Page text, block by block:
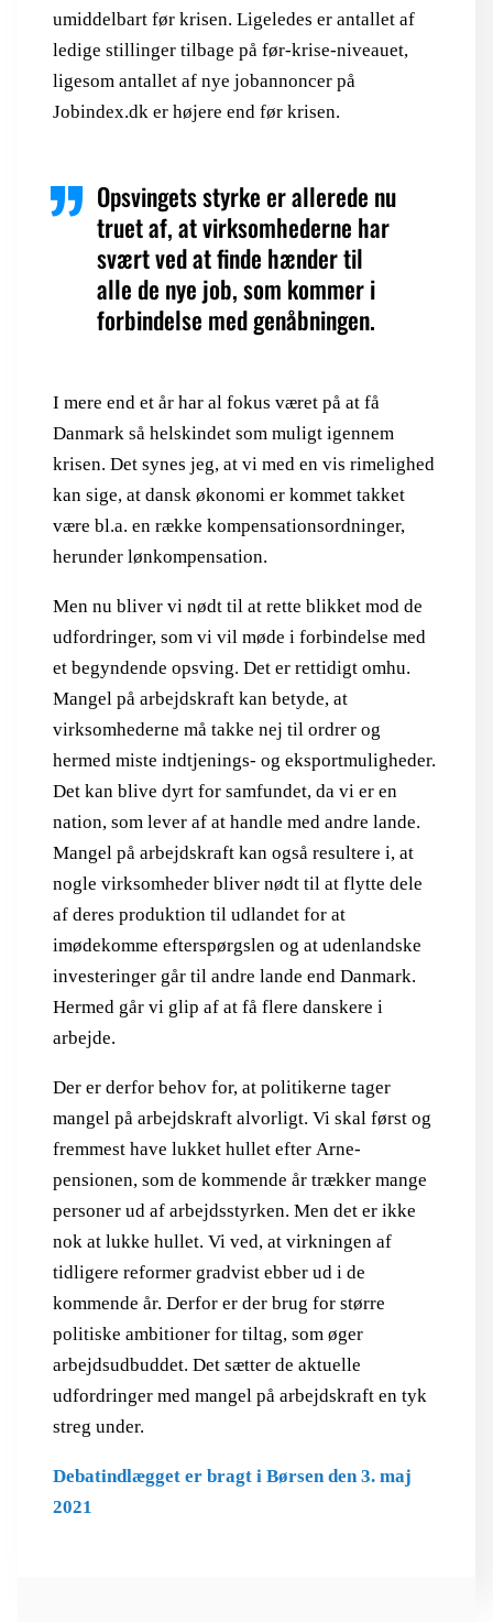
umiddelbart før krisen. Ligeledes er antallet af
ledige stillinger tilbage på før-krise-niveauet,
ligesom antallet af nye jobannoncer på
Jobindex.dk er højere end før krisen.
Opsvingets styrke er allerede nu
truet af, at virksomhederne har
svært ved at finde hænder til
alle de nye job, som kommer i
forbindelse med genåbningen.
I mere end et år har al fokus været på at få
Danmark så helskindet som muligt igennem
krisen. Det synes jeg, at vi med en vis rimelighed
kan sige, at dansk økonomi er kommet takket
være bl.a. en række kompensationsordninger,
herunder lønkompensation.
Men nu bliver vi nødt til at rette blikket mod de
udfordringer, som vi vil møde i forbindelse med
et begyndende opsving. Det er rettidigt omhu.
Mangel på arbejdskraft kan betyde, at
virksomhederne må takke nej til ordrer og
hermed miste indtjenings- og eksportmuligheder.
Det kan blive dyrt for samfundet, da vi er en
nation, som lever af at handle med andre lande.
Mangel på arbejdskraft kan også resultere i, at
nogle virksomheder bliver nødt til at flytte dele
af deres produktion til udlandet for at
imødekomme efterspørgslen og at udenlandske
investeringer går til andre lande end Danmark.
Hermed går vi glip af at få flere danskere i
arbejde.
Der er derfor behov for, at politikerne tager
mangel på arbejdskraft alvorligt. Vi skal først og
fremmest have lukket hullet efter Arne-
pensionen, som de kommende år trækker mange
personer ud af arbejdsstyrken. Men det er ikke
nok at lukke hullet. Vi ved, at virkningen af
tidligere reformer gradvist ebber ud i de
kommende år. Derfor er der brug for større
politiske ambitioner for tiltag, som øger
arbejdsudbuddet. Det sætter de aktuelle
udfordringer med mangel på arbejdskraft en tyk
streg under.
Debatindlægget er bragt i Børsen den 3. maj
2021